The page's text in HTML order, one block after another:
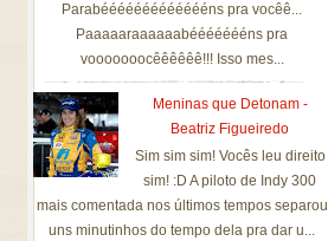
Parabéééééééééééééns pra vocêê...
Paaaaaraaaaaabéééééééns pra
vooooooocêêêêêê!!! Isso mes...
Meninas que Detonam -
Beatriz Figueiredo
Sim sim sim! Vocês leu direito
sim! :D A piloto de Indy 300
mais comentada nos últimos tempos separou
uns minutinhos do tempo dela pra dar u...